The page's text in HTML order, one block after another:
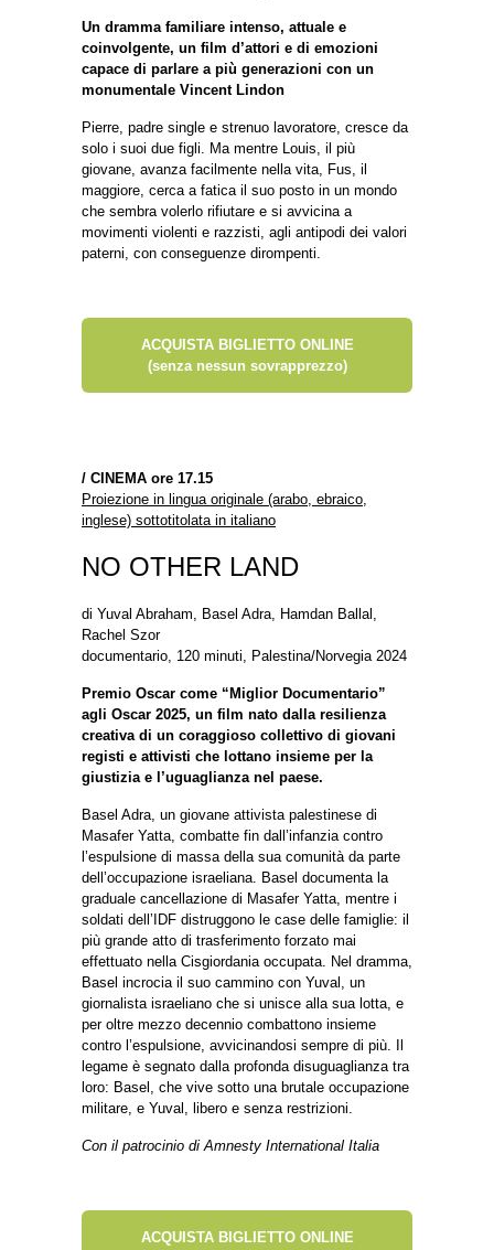
Un dramma familiare intenso, attuale e
coinvolgente, un film d’attori e di emozioni
capace di parlare a più generazioni con un
monumentale Vincent Lindon
Pierre, padre single e strenuo lavoratore, cresce da
solo i suoi due figli. Ma mentre Louis, il più
giovane, avanza facilmente nella vita, Fus, il
maggiore, cerca a fatica il suo posto in un mondo
che sembra volerlo rifiutare e si avvicina a
movimenti violenti e razzisti, agli antipodi dei valori
paterni, con conseguenze dirompenti.
ACQUISTA BIGLIETTO ONLINE
(senza nessun sovrapprezzo)
/ CINEMA ore 17.15
Proiezione in lingua originale (arabo, ebraico,
inglese) sottotitolata in italiano
NO OTHER LAND
di Yuval Abraham, Basel Adra, Hamdan Ballal,
Rachel Szor
documentario, 120 minuti, Palestina/Norvegia 2024
Premio Oscar come “Miglior Documentario”
agli Oscar 2025, un film nato dalla resilienza
creativa di un coraggioso collettivo di giovani
registi e attivisti che lottano insieme per la
giustizia e l’uguaglianza nel paese.
Basel Adra, un giovane attivista palestinese di
Masafer Yatta, combatte fin dall’infanzia contro
l’espulsione di massa della sua comunità da parte
dell’occupazione israeliana. Basel documenta la
graduale cancellazione di Masafer Yatta, mentre i
soldati dell’IDF distruggono le case delle famiglie: il
più grande atto di trasferimento forzato mai
effettuato nella Cisgiordania occupata. Nel dramma,
Basel incrocia il suo cammino con Yuval, un
giornalista israeliano che si unisce alla sua lotta, e
per oltre mezzo decennio combattono insieme
contro l’espulsione, avvicinandosi sempre di più. Il
legame è segnato dalla profonda disuguaglianza tra
loro: Basel, che vive sotto una brutale occupazione
militare, e Yuval, libero e senza restrizioni.
Con il patrocinio di Amnesty International Italia
ACQUISTA BIGLIETTO ONLINE